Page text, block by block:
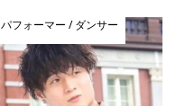
パフォーマー / ダンサー